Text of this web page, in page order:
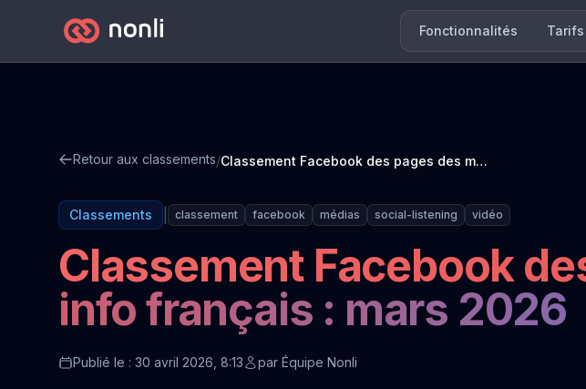
Fonctionnalités Tarifs
Retour aux classements/ Classement Facebook des pages des médias info français : mars 2026
Classements classement facebook médias social-listening vidéo
Classement Facebook
info français : mars 2026
Publié le : 30 avril 2026, 8:13 par Équipe Nonli